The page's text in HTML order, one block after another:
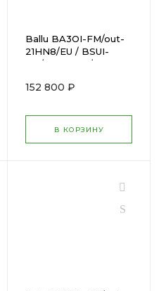
Ballu BA3OI-FM/out-
21HN8/EU / BSUI-
FM/in-07HN8/EUx3
152 800 ₽
В КОРЗИНУ